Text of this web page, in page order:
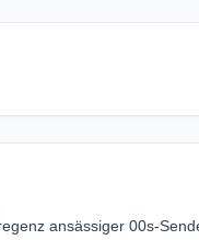
ansässiger 00s-